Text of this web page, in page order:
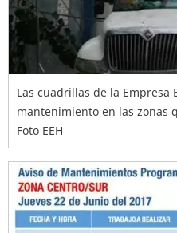
Las cuadrillas de la
mantenimiento en las zonas
Foto EEH